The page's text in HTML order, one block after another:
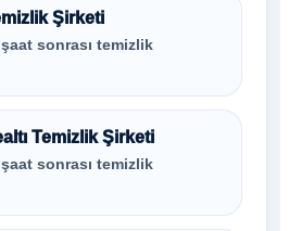
Şirketi
sonrası temizlik
Temizlik Şirketi
sonrası temizlik